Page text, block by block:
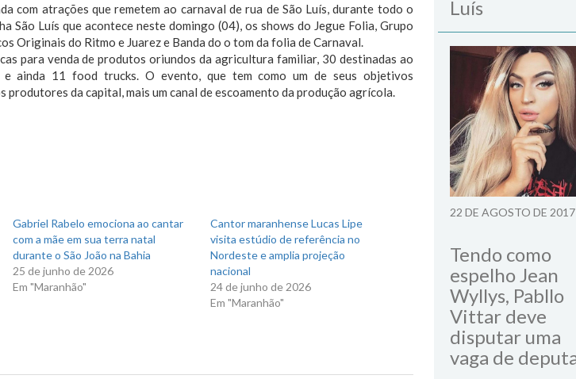
com atrações que remetem ao carnaval de rua de São Luís, durante todo o
São Luís que acontece neste domingo (04), os shows do Jegue Folia, Grupo
Originais do Ritmo e Juarez e Banda do o tom da folia de Carnaval.
para venda de produtos oriundos da agricultura familiar, 30 destinadas ao
e ainda 11 food trucks. O evento, que tem como um de seus objetivos
da capital, mais um canal de escoamento da produção agrícola.
Gabriel Rabelo emociona ao cantar
com a mãe em sua terra natal
durante o São João na Bahia
25 de junho de 2026
Em "Maranhão"
Cantor maranhense Lucas Lipe
visita estúdio de referência no
Nordeste e amplia projeção
nacional
24 de junho de 2026
Em "Maranhão"
Luís
22 DE AGOSTO DE 2017
Tendo como
espelho Jean
Wyllys, Pabllo
Vittar deve
disputar uma
vaga de